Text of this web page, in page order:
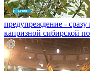
предупреждение - сразу
капризной сибирской